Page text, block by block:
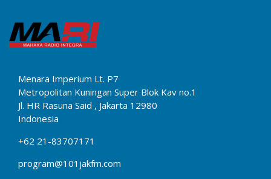
Menara Imperium Lt. P7
Metropolitan Kuningan Super Blok Kav no.1
Jl. HR Rasuna Said , Jakarta 12980
Indonesia
+62 21-83707171
program@101jakfm.com